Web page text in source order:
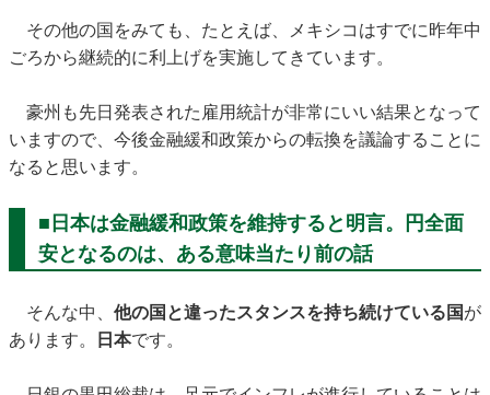
その他の国をみても、たとえば、メキシコはすでに昨年中
ごろから継続的に利上げを実施してきています。
豪州も先日発表された雇用統計が非常にいい結果となって
いますので、今後金融緩和政策からの転換を議論することに
なると思います。
■日本は金融緩和政策を維持すると明言。円全面
安となるのは、ある意味当たり前の話
そんな中、 他の国と違ったスタンスを持ち続けている国が
あります。
日本です。